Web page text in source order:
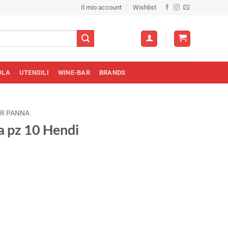
Il mio account Wishlist
UTENSILI WINE-BAR BRANDS
PANNA
pz 10 Hendi